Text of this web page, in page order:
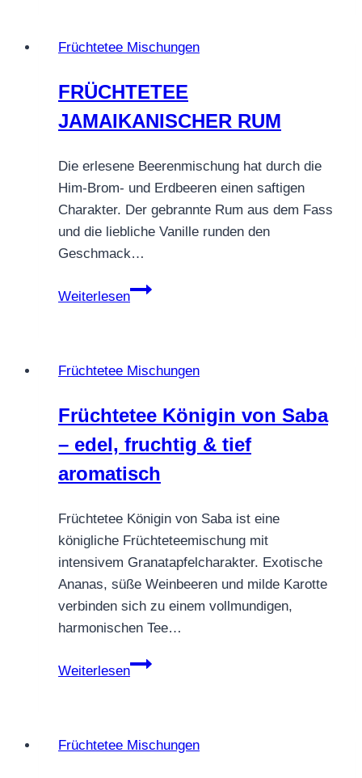
Sommerfrische
Hibiskus
&
Früchtetee Mischungen
FRÜCHTETEE
JAMAIKANISCHER RUM
Die erlesene Beerenmischung hat durch die
Him-Brom- und Erdbeeren einen saftigen
Charakter. Der gebrannte Rum aus dem Fass
und die liebliche Vanille runden den
Geschmack…
Weiterlesen
FRÜCHTETEE
Früchtetee Mischungen
Früchtetee Königin von Saba
– edel, fruchtig & tief
aromatisch
Früchtetee Königin von Saba ist eine
königliche Früchteteemischung mit
intensivem Granatapfelcharakter. Exotische
Ananas, süße Weinbeeren und milde Karotte
verbinden sich zu einem vollmundigen,
harmonischen Tee…
Weiterlesen
Früchtetee
–
Früchtetee Mischungen